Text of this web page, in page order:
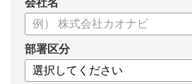
こちらの資料では、
・1on1とは何か？
・1on1の基本的なやり方
・ 1on1 の基本アジェンダと質問例
会社名
部署区分